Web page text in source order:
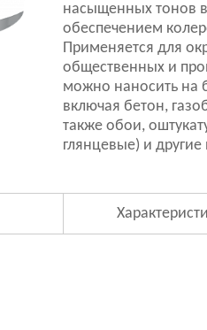
насыщенных тонов
обеспечением
Применяется для
общественных и
можно наносить на
включая бетон,
также обои,
глянцевые) и